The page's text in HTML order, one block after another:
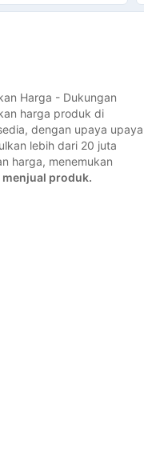
Harga - Dukungan
harga produk di
dengan upaya upaya
lebih dari 20 juta
harga, menemukan
menjual produk.